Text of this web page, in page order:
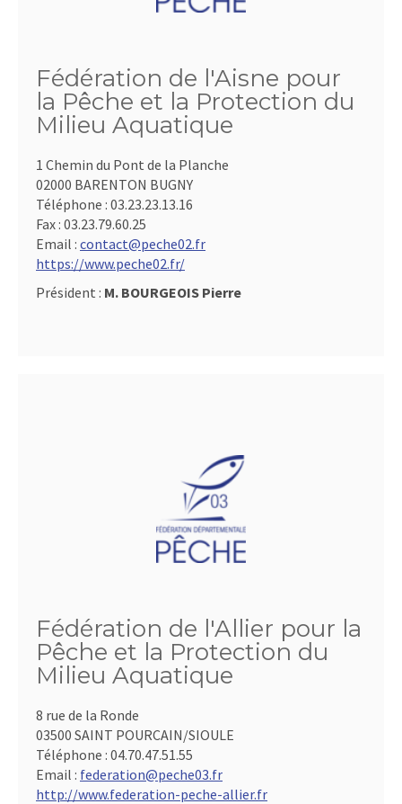
Fédération de l'Aisne pour
la Pêche et la Protection du
Milieu Aquatique
1 Chemin du Pont de la Planche
02000 BARENTON BUGNY
Téléphone : 03.23.23.13.16
Fax : 03.23.79.60.25
Email : contact@peche02.fr
https://www.peche02.fr/
Président : M. BOURGEOIS Pierre
Fédération de l'Allier pour la
Pêche et la Protection du
Milieu Aquatique
8 rue de la Ronde
03500 SAINT POURCAIN/SIOULE
Téléphone : 04.70.47.51.55
Email : federation@peche03.fr
http://www.federation-peche-allier.fr